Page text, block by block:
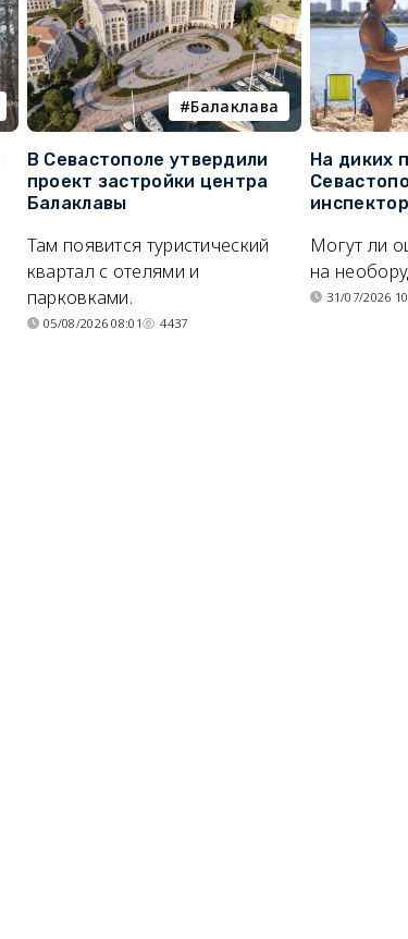
Балаклава
В Севастополе утвердили
проект застройки центра
Балаклавы
Там появится туристический
квартал с отелями и
парковками.
05/08/2026 08:01 4437
На диких
Могут ли
на
31/07/2026